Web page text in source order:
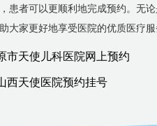
患者可以更顺利地完成预约。无
大家更好地享受医院的优质医疗服
市天使儿科医院网上预约
西天使医院预约挂号